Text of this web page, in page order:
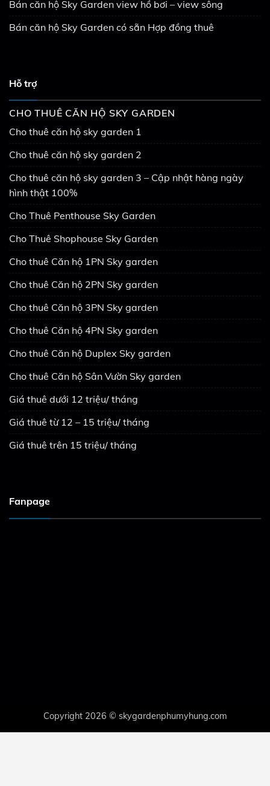
Bán căn hộ Sky Garden view hồ bơi – view sông
Bán căn hộ Sky Garden có sẵn Hợp đồng thuê
Hỗ trợ
CHO THUÊ CĂN HỘ SKY GARDEN
Cho thuê căn hộ sky garden 1
Cho thuê căn hộ sky garden 2
Cho thuê căn hộ sky garden 3 – Cập nhật hàng ngày
hình thật 100%
Cho Thuê Penthouse Sky Garden
Cho Thuê Shophouse Sky Garden
Cho thuê Căn hộ 1PN Sky garden
Cho thuê Căn hộ 2PN Sky garden
Cho thuê Căn hộ 3PN Sky garden
Cho thuê Căn hộ 4PN Sky garden
Cho thuê Căn hộ Duplex Sky garden
Cho thuê Căn hộ Sân Vườn Sky garden
Giá thuê dưới 12 triệu/ tháng
Giá thuê từ 12 – 15 triệu/ tháng
Giá thuê trên 15 triệu/ tháng
Fanpage
Copyright 2026 © skygardenphumyhung.com